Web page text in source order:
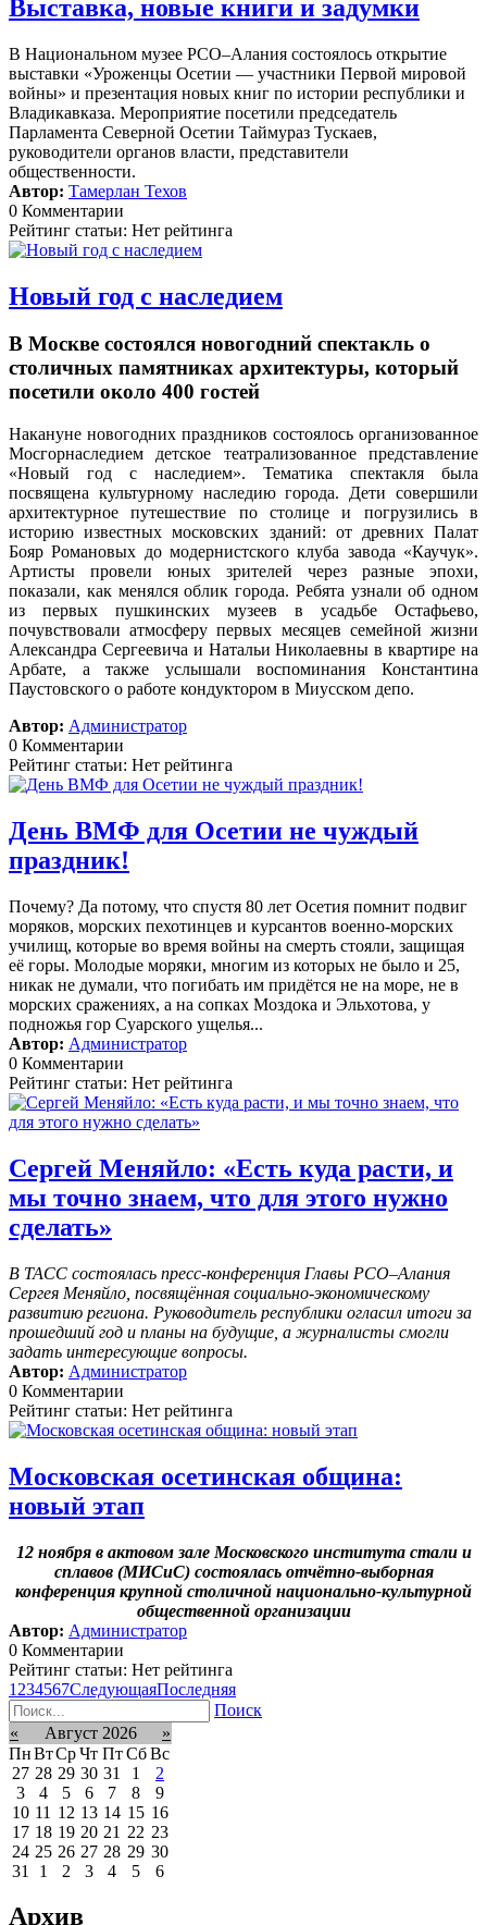
Выставка, новые книги и задумки
В Национальном музее РСО–Алания состоялось открытие
выставки «Уроженцы Осетии — участники Первой мировой
войны» и презентация новых книг по истории республики и
Владикавказа. Мероприятие посетили председатель
Парламента Северной Осетии Таймураз Тускаев,
руководители органов власти, представители
общественности.
Автор: Тамерлан Техов
0 Комментарии
Рейтинг статьи: Нет рейтинга
Новый год с наследием
В Москве состоялся новогодний спектакль о
столичных памятниках архитектуры, который
посетили около 400 гостей
Накануне новогодних праздников состоялось организованное
Мосгорнаследием детское театрализованное представление
«Новый год с наследием».
Тематика спектакля была
посвящена культурному наследию города. Дети совершили
архитектурное путешествие по столице и погрузились в
историю известных московских зданий: от древних Палат
Бояр Романовых до модернистского клуба завода «Каучук».
Артисты провели юных зрителей через разные эпохи,
показали, как менялся облик города. Ребята узнали об одном
из первых пушкинских музеев в усадьбе Остафьево,
почувствовали атмосферу первых месяцев семейной жизни
Александра Сергеевича и Натальи Николаевны в квартире на
Арбате, а также услышали воспоминания Константина
Паустовского о работе кондуктором в Миусском депо.
Автор: Администратор
0 Комментарии
Рейтинг статьи: Нет рейтинга
День ВМФ для Осетии не чуждый
праздник!
Почему? Да потому, что спустя 80 лет Осетия помнит подвиг
моряков, морских пехотинцев и курсантов военно-морских
училищ, которые во время войны на смерть стояли, защищая
её горы. Молодые моряки, многим из которых не было и 25,
никак не думали, что погибать им придётся не на море, не в
морских сражениях, а на сопках Моздока и Эльхотова, у
подножья гор Суарского ущелья...
Автор: Администратор
0 Комментарии
Рейтинг статьи: Нет рейтинга
Сергей Меняйло: «Есть куда расти, и
мы точно знаем, что для этого нужно
сделать»
В ТАСС состоялась пресс-конференция Главы РСО–Алания
Сергея Меняйло, посвящённая социально-экономическому
развитию региона. Руководитель республики огласил итоги за
прошедший год и планы на будущие, а журналисты смогли
задать интересующие вопросы.
Автор: Администратор
0 Комментарии
Рейтинг статьи: Нет рейтинга
Московская осетинская община:
новый этап
12 ноября в актовом зале Московского института стали и
сплавов (МИСиС) состоялась отчётно-выборная
конференция крупной столичной национально-культурной
общественной организации
Автор: Администратор
0 Комментарии
Рейтинг статьи: Нет рейтинга
1 234567СледующаяПоследняя
Поиск
«
Август 2026
»
ПнВтСрЧт Пт Сб Вс
27 28 29 30 31 1
2
3
4 5 6 7 8
9
10 11 12 13 14 15 16
17 18 19 20 21 22 23
24 25 26 27 28 29 30
31
1 2 3 4 5 6
Архив